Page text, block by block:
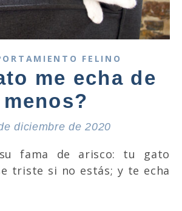
FELINO
me echa de
menos?
diciembre de 2020
triste si no estás; y te echa